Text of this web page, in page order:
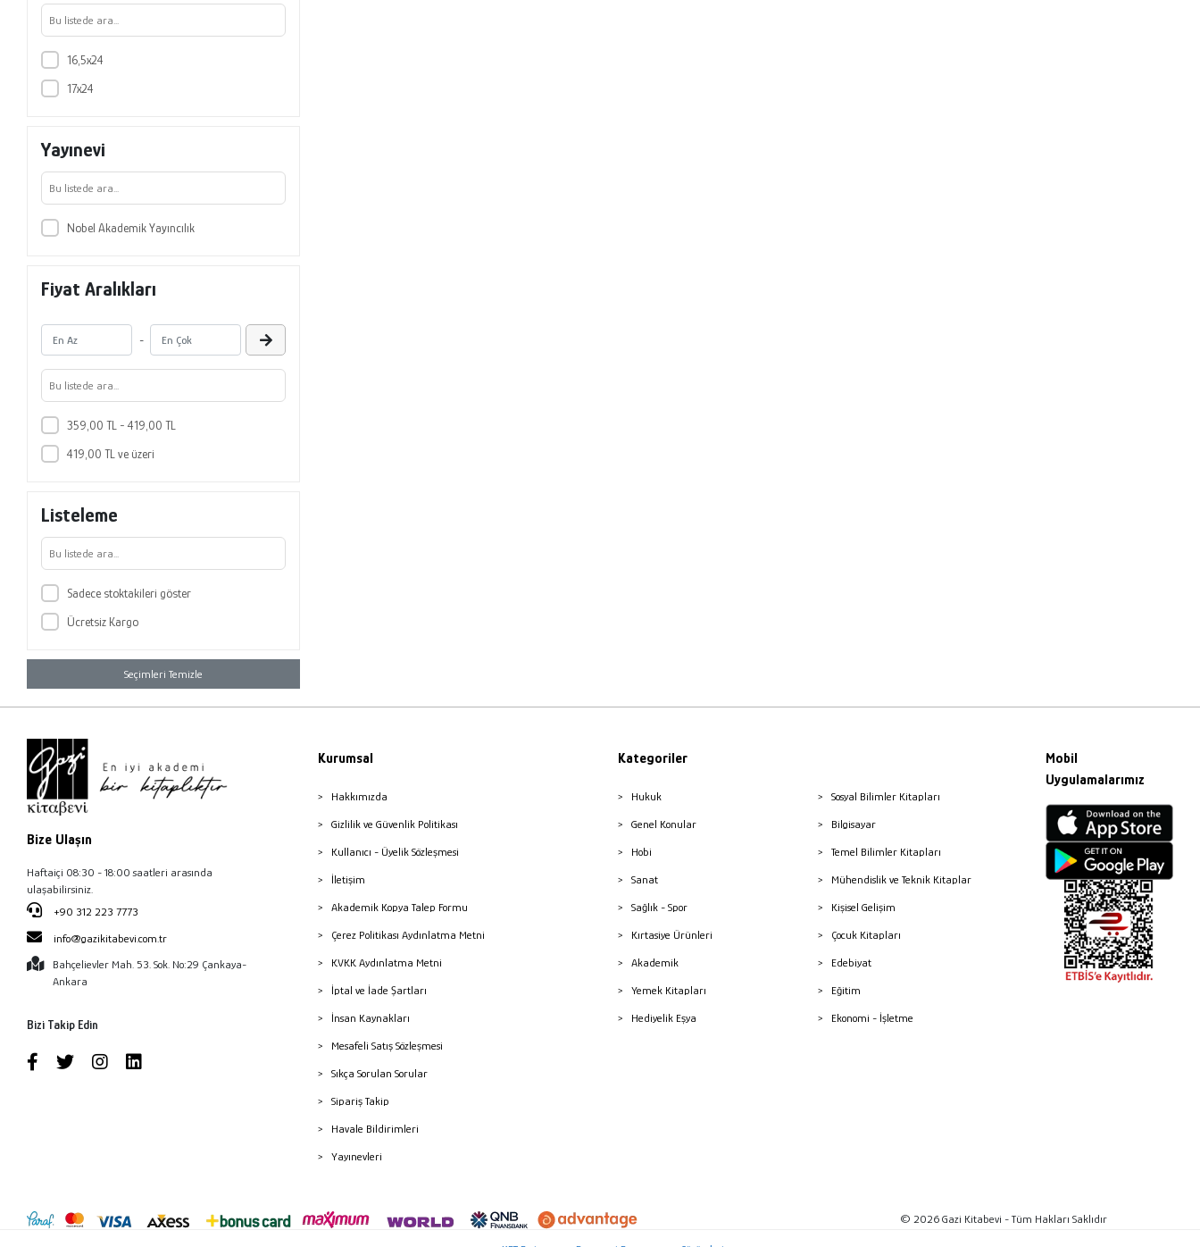
Tijen Tülübaş
Dilek Yıldırım Bilgen
Gökhan Uyanık
Selda Polat Hüsrevşahi
Seyithan Demirdağ
16,5x24
17x24
Yayınevi
Nobel Akademik Yayıncılık
Fiyat Aralıkları
-
359,00 TL - 419,00 TL
419,00 TL ve üzeri
Listeleme
Sadece stoktakileri göster
Ücretsiz Kargo
Seçimleri Temizle
Bize Ulaşın
Haftaiçi 08:30 - 18:00 saatleri arasında
ulaşabilirsiniz.
+90 312 223 7773
info@gazikitabevi.com.tr
Bahçelievler Mah. 53. Sok. No:29 Çankaya-
Ankara
Bizi Takip Edin
Kurumsal
Hakkımızda
Gizlilik ve Güvenlik Politikası
Kullanıcı - Üyelik Sözleşmesi
İletişim
Akademik Kopya Talep Formu
Çerez Politikası Aydınlatma Metni
KVKK Aydınlatma Metni
İptal ve İade Şartları
İnsan Kaynakları
Mesafeli Satış Sözleşmesi
Sıkça Sorulan Sorular
Sipariş Takip
Havale Bildirimleri
Yayınevleri
Kategoriler
Hukuk
Genel Konular
Hobi
Sanat
Sağlık - Spor
Kırtasiye Ürünleri
Akademik
Yemek Kitapları
Hediyelik Eşya
Sosyal Bilimler Kitapları
Bilgisayar
Temel Bilimler Kitapları
Mühendislik ve Teknik Kitaplar
Kişisel Gelişim
Çocuk Kitapları
Edebiyat
Eğitim
Ekonomi - İşletme
Mobil
Uygulamalarımız
© 2026 Gazi Kitabevi - Tüm Hakları Saklıdır